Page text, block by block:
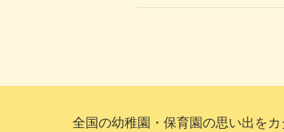
全国の幼稚園・保育園の思い出を